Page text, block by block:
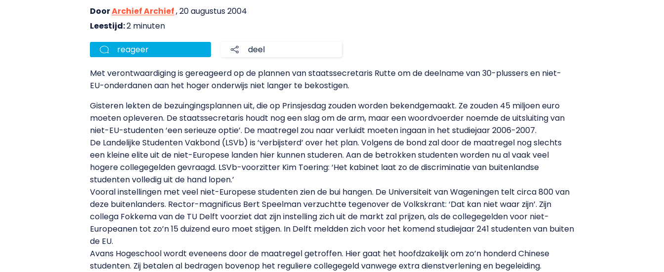
DoorArchief Archief, 20 augustus 2004
Leestijd:2 minuten
reageer deel
Met verontwaardiging is gereageerd op de plannen van staatssecretaris Rutte om de deelname van 30-plussers en niet-
EU-onderdanen aan het hoger onderwijs niet langer te bekostigen.
Gisteren lekten de bezuingingsplannen uit, die op Prinsjesdag zouden worden bekendgemaakt. Ze zouden 45 miljoen euro
moeten opleveren. De staatssecretaris houdt nog een slag om de arm, maar een woordvoerder noemde de uitsluiting van
niet-EU-studenten ‘een serieuze optie’. De maatregel zou naar verluidt moeten ingaan in het studiejaar 2006-2007.
De Landelijke Studenten Vakbond (LSVb) is ‘verbijsterd’ over het plan. Volgens de bond zal door de maatregel nog slechts
een kleine elite uit de niet-Europese landen hier kunnen studeren. Aan de betrokken studenten worden nu al vaak veel
hogere collegegelden gevraagd. LSVb-voorzitter Kim Toering: ‘Het kabinet laat zo de discriminatie van buitenlandse
studenten volledig uit de hand lopen.’
Vooral instellingen met veel niet-Europese studenten zien de bui hangen. De Universiteit van Wageningen telt circa 800 van
deze buitenlanders. Rector-magnificus Bert Speelman verzuchtte tegenover de Volkskrant: ‘Dat kan niet waar zijn’. Zijn
collega Fokkema van de TU Delft voorziet dat zijn instelling zich uit de markt zal prijzen, als de collegegelden voor niet-
Europeanen tot zo’n 15 duizend euro moet stijgen. In Delft meldden zich voor het komend studiejaar 241 studenten van buiten
de EU.
Avans Hogeschool wordt eveneens door de maatregel getroffen. Hier gaat het hoofdzakelijk om zo’n honderd Chinese
studenten. Zij betalen al bedragen bovenop het reguliere collegegeld vanwege extra dienstverlening en begeleiding.